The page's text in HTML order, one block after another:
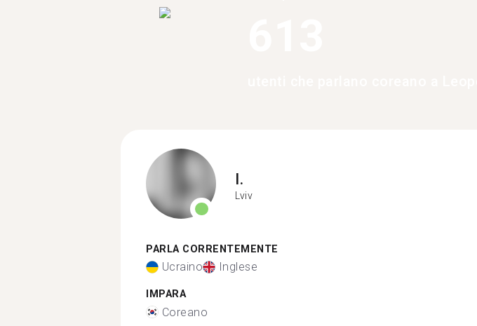
I.
Lviv
PARLA CORRENTEMENTE
Ucraino Inglese
IMPARA
Coreano